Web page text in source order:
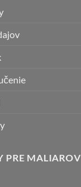
PRE MALIAROV